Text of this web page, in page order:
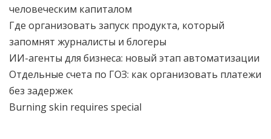
человеческим капиталом
Где организовать запуск продукта, который
запомнят журналисты и блогеры
ИИ-агенты для бизнеса: новый этап автоматизации
Отдельные счета по ГОЗ: как организовать платежи
без задержек
Burning skin requires special